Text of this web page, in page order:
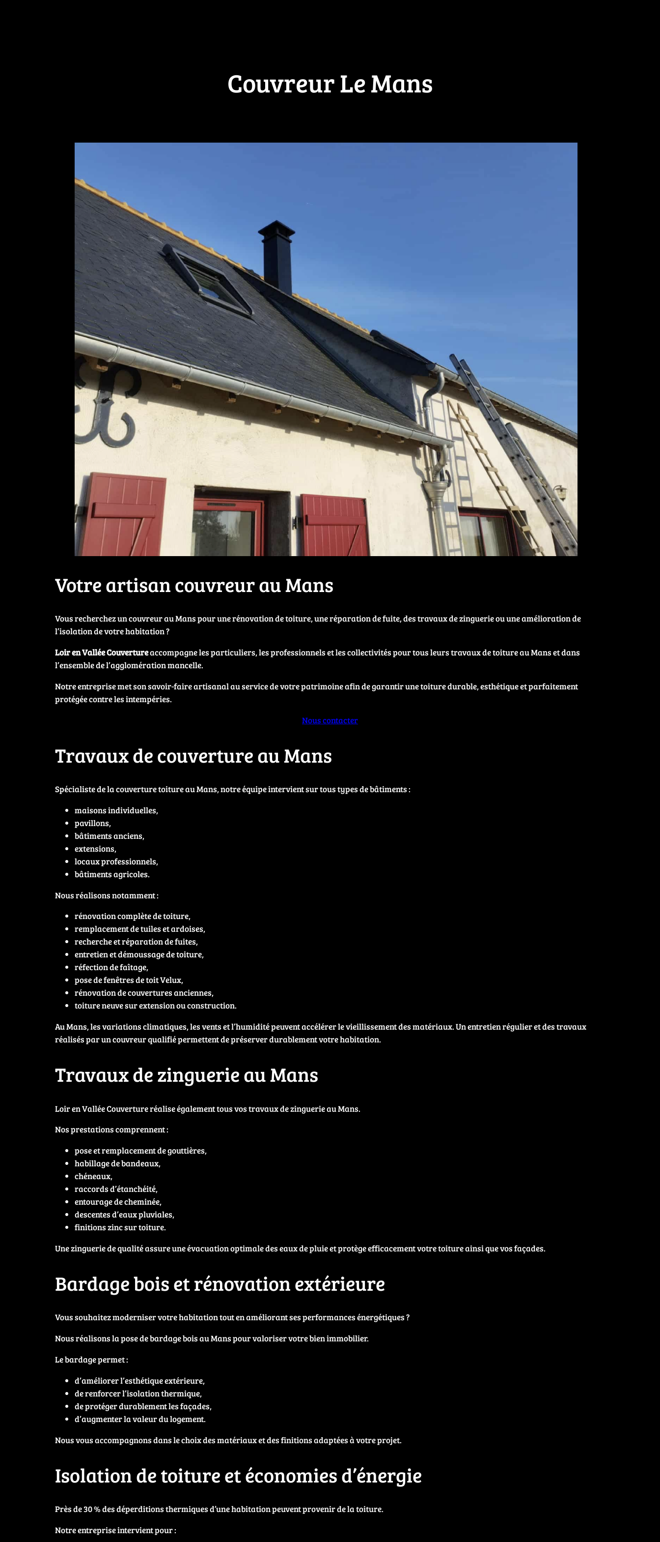
Couvreur Le Mans
Votre artisan couvreur au Mans
Vous recherchez un couvreur au Mans pour une rénovation de toiture, une réparation de fuite, des travaux de zinguerie ou une amélioration de
l’isolation de votre habitation ?
Loir en Vallée Couvertureaccompagne les particuliers, les professionnels et les collectivités pour tous leurs travaux de toiture au Mans et dans
l’ensemble de l’agglomération mancelle.
Notre entreprise met son savoir-faire artisanal au service de votre patrimoine afin de garantir une toiture durable, esthétique et parfaitement
protégée contre les intempéries.
Nous contacter
Travaux de couverture au Mans
Spécialiste de la couverture toiture au Mans, notre équipe intervient sur tous types de bâtiments :
maisons individuelles,
pavillons,
bâtiments anciens,
extensions,
locaux professionnels,
bâtiments agricoles.
Nous réalisons notamment :
rénovation complète de toiture,
remplacement de tuiles et ardoises,
recherche et réparation de fuites,
entretien et démoussage de toiture,
réfection de faîtage,
pose de fenêtres de toit Velux,
rénovation de couvertures anciennes,
toiture neuve sur extension ou construction.
Au Mans, les variations climatiques, les vents et l’humidité peuvent accélérer le vieillissement des matériaux. Un entretien régulier et des travaux
réalisés par un couvreur qualifié permettent de préserver durablement votre habitation.
Travaux de zinguerie au Mans
Loir en Vallée Couverture réalise également tous vos travaux de zinguerie au Mans.
Nos prestations comprennent :
pose et remplacement de gouttières,
habillage de bandeaux,
chéneaux,
raccords d’étanchéité,
entourage de cheminée,
descentes d’eaux pluviales,
finitions zinc sur toiture.
Une zinguerie de qualité assure une évacuation optimale des eaux de pluie et protège efficacement votre toiture ainsi que vos façades.
Bardage bois et rénovation extérieure
Vous souhaitez moderniser votre habitation tout en améliorant ses performances énergétiques ?
Nous réalisons la pose de bardage bois au Mans pour valoriser votre bien immobilier.
Le bardage permet :
d’améliorer l’esthétique extérieure,
de renforcer l’isolation thermique,
de protéger durablement les façades,
d’augmenter la valeur du logement.
Nous vous accompagnons dans le choix des matériaux et des finitions adaptées à votre projet.
Isolation de toiture et économies d’énergie
Près de 30 % des déperditions thermiques d’une habitation peuvent provenir de la toiture.
Notre entreprise intervient pour :